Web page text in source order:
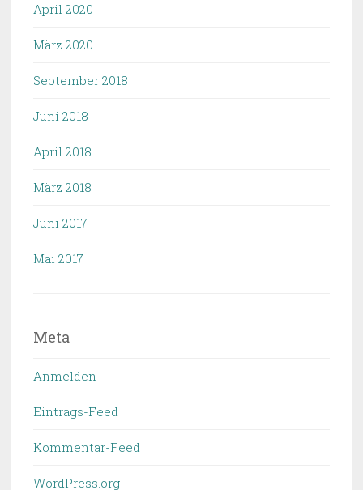
April 2020
März 2020
September 2018
Juni 2018
April 2018
März 2018
Juni 2017
Mai 2017
Meta
Anmelden
Eintrags-Feed
Kommentar-Feed
WordPress.org